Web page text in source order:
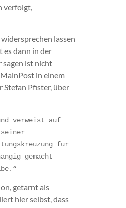
verfolgt,
lassen
es dann in der
sagen ist nicht
in einem
Stefan Pfister, über
verweist auf
für
gemacht
getarnt als
hier selbst, dass